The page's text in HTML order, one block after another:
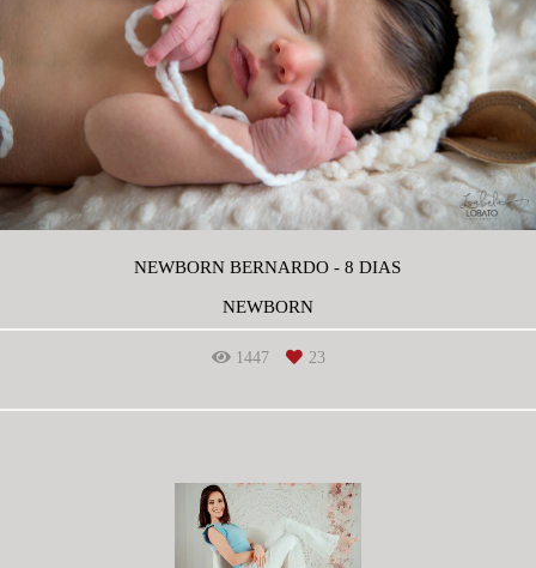
NEWBORN BERNARDO - 8 DIAS
NEWBORN
1447 23